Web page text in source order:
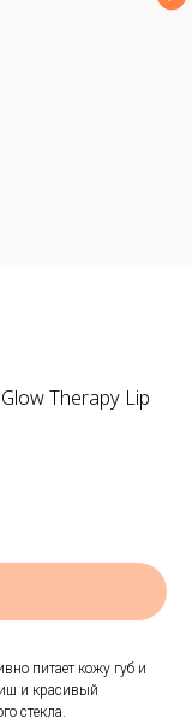
Therapy Lip
питает кожу губ и
и красивый
стекла.